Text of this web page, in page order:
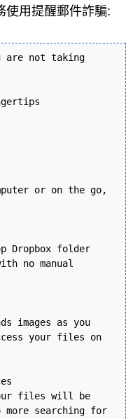
使用提醒郵件詐騙:
are not taking
or on the go,
Dropbox folder
no manual
images as you
your files on
files will be
more searching for